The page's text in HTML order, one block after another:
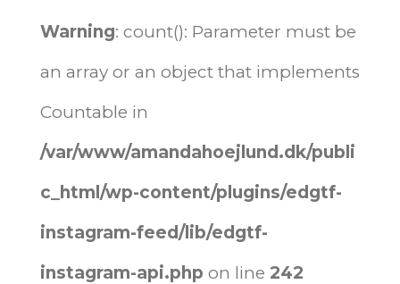
Warning: count(): Parameter must be
an array or an object that implements
Countable in
/var/www/amandahoejlund.dk/publi
c_html/wp-content/plugins/edgtf-
instagram-feed/lib/edgtf-
instagram-api.php on line 242